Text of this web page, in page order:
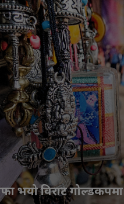
भयो विराट गोल्डकपमा